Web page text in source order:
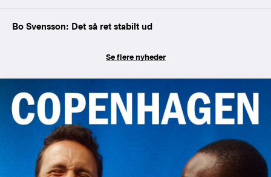
Bo Svensson: Det så ret stabilt ud
Se flere nyheder